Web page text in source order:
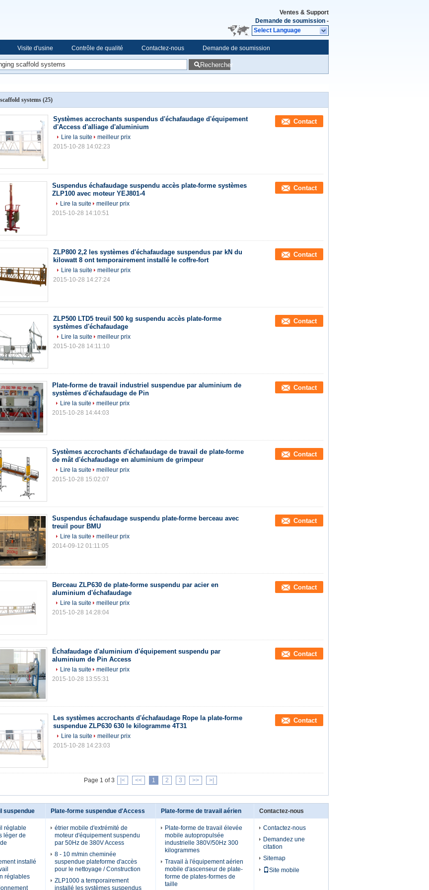
Ventes & Support
Demande de soumission -
Select Language
Visite d'usine Contrôle de qualité Contactez-nous Demande de soumission
Rechercher
systems (25)
Systèmes accrochants suspendus d'échafaudage d'équipement
d'Access d'alliage d'aluminium
Contact
Lire la suite
meilleur prix
2015-10-28 14:02:23
Suspendus échafaudage suspendu accès plate-forme systèmes
ZLP100 avec moteur YEJ801-4
Contact
Lire la suite
meilleur prix
2015-10-28 14:10:51
ZLP800 2,2 les systèmes d'échafaudage suspendus par kN du
kilowatt 8 ont temporairement installé le coffre-fort
Contact
Lire la suite
meilleur prix
2015-10-28 14:27:24
ZLP500 LTD5 treuil 500 kg suspendu accès plate-forme
systèmes d'échafaudage
Contact
Lire la suite
meilleur prix
2015-10-28 14:11:10
Plate-forme de travail industriel suspendue par aluminium de
systèmes d'échafaudage de Pin
Contact
Lire la suite
meilleur prix
2015-10-28 14:44:03
Systèmes accrochants d'échafaudage de travail de plate-forme
de mât d'échafaudage en aluminium de grimpeur
Contact
Lire la suite
meilleur prix
2015-10-28 15:02:07
Suspendus échafaudage suspendu plate-forme berceau avec
treuil pour BMU
Contact
Lire la suite
meilleur prix
2014-09-12 01:11:05
Berceau ZLP630 de plate-forme suspendu par acier en
aluminium d'échafaudage
Contact
Lire la suite
meilleur prix
2015-10-28 14:28:04
Échafaudage d'aluminium d'équipement suspendu par
aluminium de Pin Access
Contact
Lire la suite
meilleur prix
2015-10-28 13:55:31
Les systèmes accrochants d'échafaudage Rope la plate-forme
suspendue ZLP630 630 le kilogramme 4T31
Contact
Lire la suite
meilleur prix
2015-10-28 14:23:03
Page 1 of 3 |< << 1 2 3 >> >|
suspendue
réglable
léger de
installé
réglables
Plate-forme suspendue d'Access
étrier mobile d'extrémité de
moteur d'équipement suspendu
par 50Hz de 380V Access
8 - 10 m/min cheminée
suspendue plateforme d'accès
pour le nettoyage / Construction
ZLP1000 a temporairement
installé les systèmes suspendus
Plate-forme de travail aérien
Plate-forme de travail élevée
mobile autopropulsée
industrielle 380V/50Hz 300
kilogrammes
Travail à l'équipement aérien
mobile d'ascenseur de plate-
forme de plates-formes de
taille
Contactez-nous
Contactez-nous
Demandez une
citation
Sitemap
Site mobile